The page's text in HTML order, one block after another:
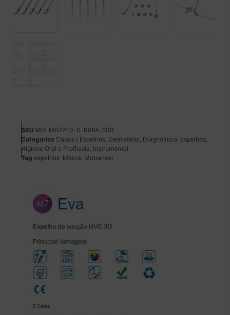
SKU MBLM07P10-0-R98A-5SB
Categorias Cabos / Espelhos Dentisteria Diagnóstico Espelhos
Higiene Oral e Profilaxia Instrumental
Tag espelhos Marca: Motranser